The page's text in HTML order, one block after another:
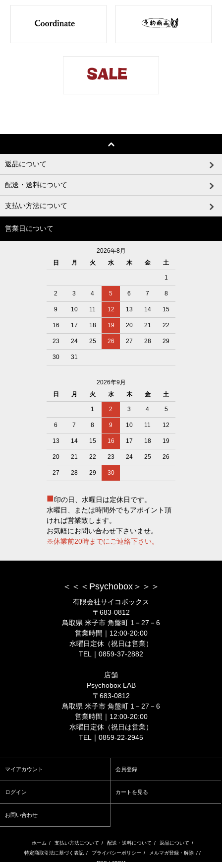
返品について
配送・送料について
支払い方法について
営業日について
2026年8月
日
月 火 水 木 金 土
1
2 3 4 5 6 7 8
9 10 11 12 13 14 15
16 17 18 19 20 21 22
23 24 25 26 27 28 29
30 31
2026年9月
日
月 火 水 木 金 土
1 2 3 4 5
6 7 8 9 10 11 12
13 14 15 16 17 18 19
20 21 22 23 24 25 26
27 28 29 30
■印の日、水曜日は定休日です。
水曜日、または時間外でもアポイント頂
ければ営業致します。
お気軽にお問い合わせ下さいませ。
※休業前20時までにご連絡下さい。
＜＜＜Psychobox＞＞＞
有限会社サイコボックス
〒683-0812
鳥取県 米子市 角盤町 1－27－6
営業時間｜12:00-20:00
水曜日定休（祝日は営業）
TEL｜0859-37-2882
店舗
Psychobox LAB
〒683-0812
鳥取県 米子市 角盤町 1－27－6
営業時間｜12:00-20:00
水曜日定休（祝日は営業）
TEL｜0859-22-2945
マイアカウント 会員登録
ログイン カートを見る
お問い合わせ
ホーム / 支払い方法について / 配送・送料について / 返品について /
特定商取引法に基づく表記 / プライバシーポリシー / メルマガ登録・解除 / /